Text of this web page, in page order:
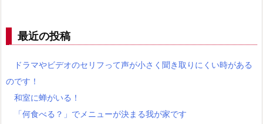
最近の投稿
ドラマやビデオのセリフって声が小さく聞き取りにくい時がある
のです！
和室に蝉がいる！
「何食べる？」でメニューが決まる我が家です